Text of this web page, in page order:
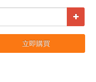
立即購買